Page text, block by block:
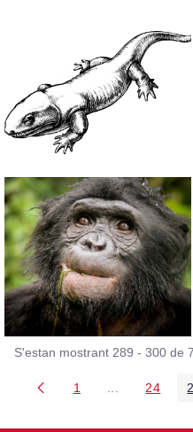
S'estan mostrant 289 - 300 de
Pàgina
1 Pàgines
24